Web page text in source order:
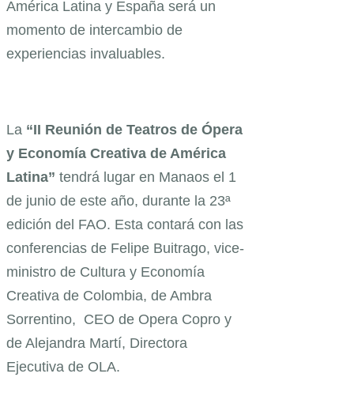
América Latina y España será un
momento de intercambio de
experiencias invaluables.
La “II Reunión de Teatros de Ópera
y Economía Creativa de América
Latina” tendrá lugar en Manaos el 1
de junio de este año, durante la 23ª
edición del FAO. Esta contará con las
conferencias de Felipe Buitrago, vice-
ministro de Cultura y Economía
Creativa de Colombia, de Ambra
Sorrentino, CEO de Opera Copro y
de Alejandra Martí, Directora
Ejecutiva de OLA.